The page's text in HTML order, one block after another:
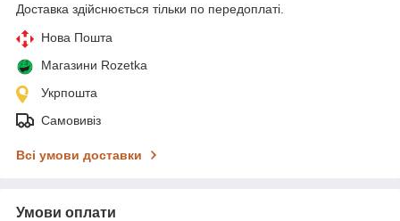
Доставка здійснюється тільки по передоплаті.
Нова Пошта
Магазини Rozetka
Укрпошта
Самовивіз
Всі умови доставки
Умови оплати